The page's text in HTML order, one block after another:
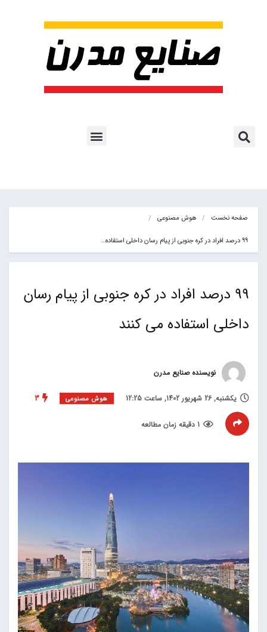
صفحه نخست هوش مصنوعی
99 درصد افراد در کره جنوبی از پیام رسان داخلی استفاده…
99 درصد افراد در کره جنوبی از پیام رسان
داخلی استفاده می کنند
نویسنده صنایع مدرن
یکشنبه, 26 شهریور 1402, ساعت 12:25 هوش مصنوعی 3
1 دقیقه زمان مطالعه